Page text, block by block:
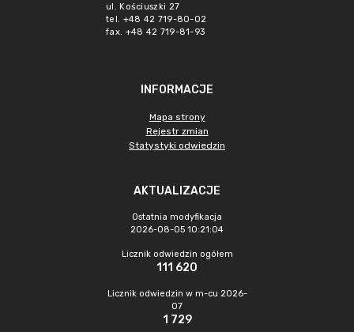
ul. Kościuszki 27
tel. +48 42 719-80-02
fax. +48 42 719-81-93
INFORMACJE
Mapa strony
Rejestr zmian
Statystyki odwiedzin
AKTUALIZACJE
Ostatnia modyfikacja
2026-08-05 10:21:04
Licznik odwiedzin ogółem
111 620
Licznik odwiedzin w m-cu 2026-
07
1 729